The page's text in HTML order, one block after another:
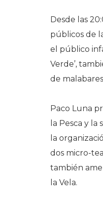
Desde las
públicos de
el público
Verde’,
de
Paco Luna
la Pesca y
la
dos micro-
también
la Vela.